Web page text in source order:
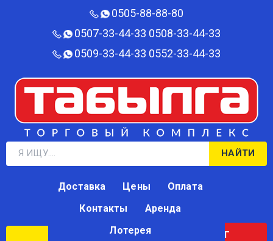
0505-88-88-80‬
0507-33-44-33 0508-33-44-33
0509-33-44-33 0552-33-44-33
НАЙТИ
КАТАЛОГ
Доставка Цены
Оплата
Контакты
Аренда
Лотерея